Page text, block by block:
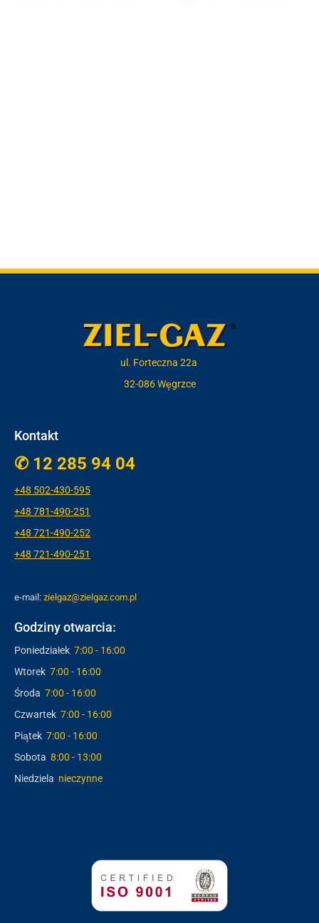
ul. Forteczna 22a
32-086 Węgrzce
Kontakt
✆ 12 285 94 04
+48 502-430-595
+48 781-490-251
+48 721-490-252
+48 721-490-251
e-mail: zielgaz@zielgaz.com.pl
Godziny otwarcia:
Poniedziałek 7:00 - 16:00
Wtorek 7:00 - 16:00
Środa 7:00 - 16:00
Czwartek 7:00 - 16:00
Piątek 7:00 - 16:00
Sobota 8:00 - 13:00
Niedziela nieczynne